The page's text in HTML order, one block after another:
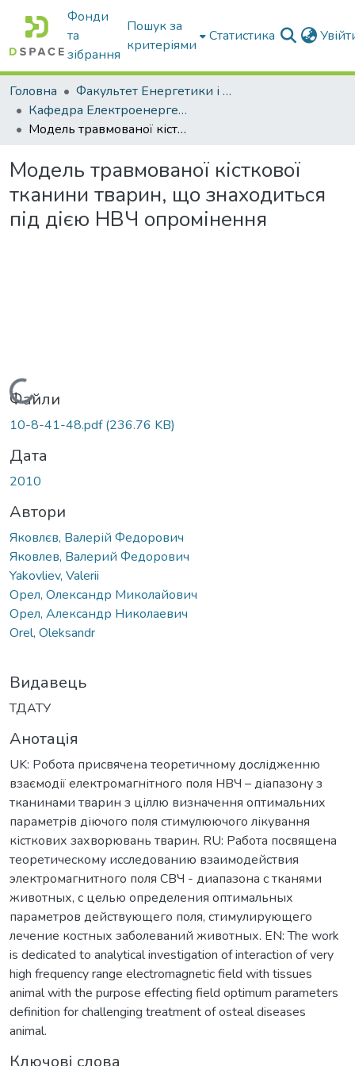
Фонди
та
зібрання
Пошук за
критеріями
Статистика
Головна
Факультет Енергетики і комп'ютерних технологій
Кафедра Електроенергетики і електротехнологій
Модель травмованої кісткової тканини тварин, що знаходиться під дією НВЧ опромінення
Модель травмованої кісткової
тканини тварин, що знаходиться
під дією НВЧ опромінення
Вантажиться...
Файли
10-8-41-48.pdf(236.76 KB)
Дата
2010
Автори
Яковлєв, Валерій Федорович
Яковлев, Валерий Федорович
Yakovliev, Valerii
Орел, Олександр Миколайович
Орел, Александр Николаевич
Orel, Oleksandr
Видавець
ТДАТУ
Анотація
UK: Робота присвячена теоретичному дослідженню
взаємодії електромагнітного поля НВЧ – діапазону з
тканинами тварин з ціллю визначення оптимальних
параметрів діючого поля стимулюючого лікування
кісткових захворювань тварин. RU: Работа посвящена
теоретическому исследованию взаимодействия
электромагнитного поля СВЧ - диапазона с тканями
животных, с целью определения оптимальных
параметров действующего поля, стимулирующего
лечение костных заболеваний животных. EN: The work
is dedicated to analytical investigation of interaction of very
high frequency range electromagnetic field with tissues
animal with the purpose effecting field optimum parameters
definition for challenging treatment of osteal diseases
animal.
Ключові слова